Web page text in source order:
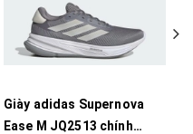
Giày adidas Supernova
Ease M JQ2513 chính